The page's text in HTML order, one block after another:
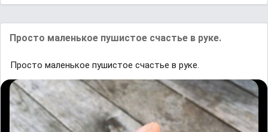
Просто маленькое пушистое счастье в руке.
Просто маленькое пушистое счастье в руке.